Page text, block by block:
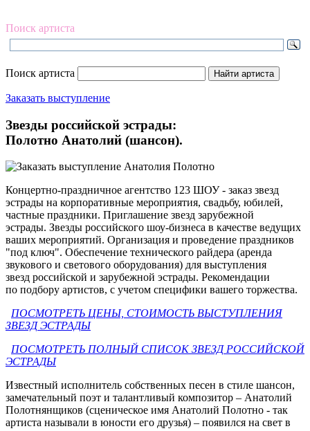
Поиск артиста
Поиск артиста
Заказать выступление
Звезды российской эстрады:
Полотно Анатолий (шансон).
Концертно-праздничное агентство 123 ШОУ - заказ звезд
эстрады на корпоративные мероприятия, свадьбу, юбилей,
частные праздники. Приглашение звезд зарубежной
эстрады. Звезды российского шоу-бизнеса в качестве ведущих
ваших мероприятий. Организация и проведение праздников
"под ключ". Обеспечение технического райдера (аренда
звукового и светового оборудования) для выступления
звезд российской и зарубежной эстрады. Рекомендации
по подбору артистов, с учетом специфики вашего торжества.
ПОСМОТРЕТЬ ЦЕНЫ, СТОИМОСТЬ ВЫСТУПЛЕНИЯ
ЗВЕЗД ЭСТРАДЫ
ПОСМОТРЕТЬ ПОЛНЫЙ СПИСОК ЗВЕЗД РОССИЙСКОЙ
ЭСТРАДЫ
Известный исполнитель собственных песен в стиле шансон,
замечательный поэт и талантливый композитор – Анатолий
Полотнянщиков (сценическое имя Анатолий Полотно - так
артиста называли в юности его друзья) – появился на свет в